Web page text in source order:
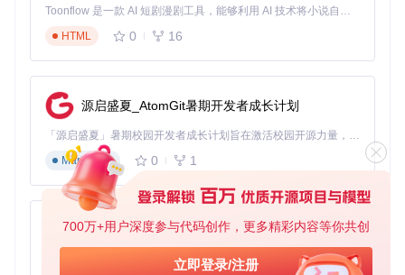
700万+用户深度参与代码创作，更多精彩内容等你共创
立即登录/注册
macOS系统：
# 使用Homebrew安装libtorrent库
CentOS/RHEL系统
sudo yum install epel-release &&
# 安装EPEL源并安装Python3的libtorrent库
：如果遇到依赖冲突，建议使用Python虚拟环境
隔离安装：
Toonflow 是一款 AI 短剧漫剧工具，能够利用 AI 技术将小说自动转化为剧本，并结合 AI 生成的图片和视频，实现高效的短剧创作。借助 Toonflow，可以轻松完成从文字到影像的全流程，让短剧制作变得更加智能与便捷。
HTML
0 16
源启盛夏_AtomGit暑期开发者成长计划
「源启盛夏」暑期校园开发者成长计划旨在激活校园开源力量，通过积分激励、认证扶持、资源倾斜等形式，引导高校组织和开发者完成「入驻 — 建项目 — 做贡献 — 获认证 — 得资源」的完整闭环。无论你是想带领社团入驻平台的组织者，还是希望用代码贡献证明自己的开发者，都能在这里找到属于你的成长路径。
Markdown
0 1
AionUi
免费、本地、开源的 24/7 全天候 Cowork 应用，以及适用于 Gemini CLI、Claude Code、Codex、OpenCode、Qwen Code、Goose CLI、Auggie 等的 OpenClaw | 🌟 喜欢就点star吧